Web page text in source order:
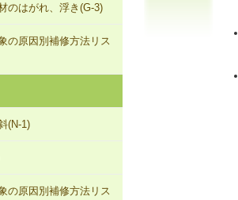
引きの補修
力壁の壁量増加による補
壁の建て入れ不良是正
中荷重でたわんだたて枠
ルタル塗替え（下張材込
ルタル塗替え
び割れ改修工法（外壁
のはがれ、浮き(G-3)
イディングの張替え
イディングのひび割れの
の原因別補修方法リス
G-1）
割れ・欠損（G-2）
のはがれ、浮き（G-3）
(N-1)
地材・仕上材の取替え
上材の張替え（内壁部）
の原因別補修方法リス